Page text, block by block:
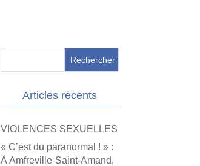
Articles récents
VIOLENCES SEXUELLES
« C’est du paranormal ! » :
À Amfreville-Saint-Amand,